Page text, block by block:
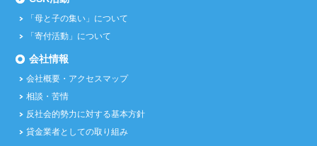
「母と子の集い」について
「寄付活動」について
会社情報
会社概要・アクセスマップ
相談・苦情
反社会的勢力に対する基本方針
貸金業者としての取り組み